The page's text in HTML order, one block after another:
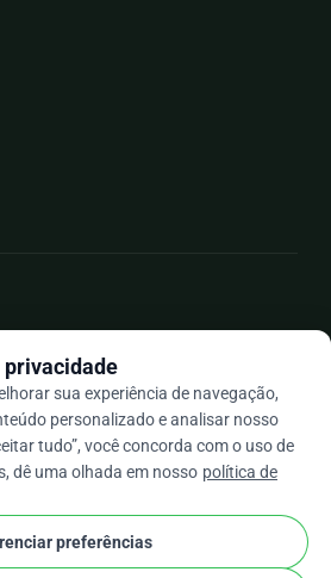
base em mais de 500 avaliações
sua experiência de navegação,
personalizado e analisar nosso
tudo”, você concorda com o uso de
dê uma olhada em nosso política de
preferências